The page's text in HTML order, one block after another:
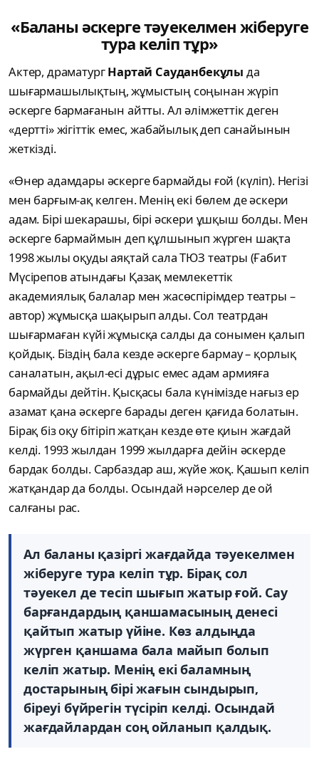
«Баланы әскерге тәуекелмен жіберуге
тура келіп тұр»
Актер, драматургНартай Сауданбекұлы да
шығармашылықтың, жұмыстың соңынан жүріп
әскерге бармағанын айтты. Ал әлімжеттік деген
«дертті» жігіттік емес, жабайылық деп санайынын
жеткізді.
«Өнер адамдары әскерге бармайды ғой (күліп). Негізі
мен барғым-ақ келген. Менің екі бөлем де әскери
адам. Бірі шекарашы, бірі әскери ұшқыш болды. Мен
әскерге бармаймын деп құлшынып жүрген шақта
1998 жылы оқуды аяқтай сала ТЮЗ театры (Ғабит
Мүсірепов атындағы Қазақ мемлекеттік
академиялық балалар мен жасөспірімдер театры –
автор) жұмысқа шақырып алды. Сол театрдан
шығармаған күйі жұмысқа салды да сонымен қалып
қойдық. Біздің бала кезде әскерге бармау – қорлық
саналатын, ақыл-есі дұрыс емес адам армияға
бармайды дейтін. Қысқасы бала күнімізде нағыз ер
азамат қана әскерге барады деген қағида болатын.
Бірақ біз оқу бітіріп жатқан кезде өте қиын жағдай
келді. 1993 жылдан 1999 жылдарға дейін әскерде
бардак болды. Сарбаздар аш, жүйе жоқ. Қашып келіп
жатқандар да болды. Осындай нәрселер де ой
салғаны рас.
Ал баланы қазіргі жағдайда тәуекелмен
жіберуге тура келіп тұр. Бірақ сол
тәуекел де тесіп шығып жатыр ғой. Сау
барғандардың қаншамасының денесі
қайтып жатыр үйіне. Көз алдыңда
жүрген қаншама бала майып болып
келіп жатыр. Менің екі баламның
достарының бірі жағын сындырып,
біреуі бүйрегін түсіріп келді. Осындай
жағдайлардан соң ойланып қалдық.